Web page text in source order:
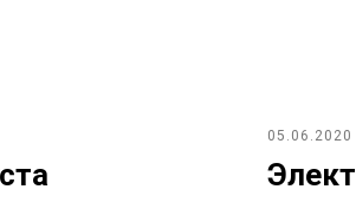
05.06.2020